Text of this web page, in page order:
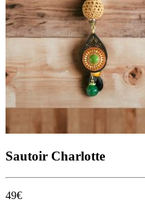
Sautoir Charlotte
49€